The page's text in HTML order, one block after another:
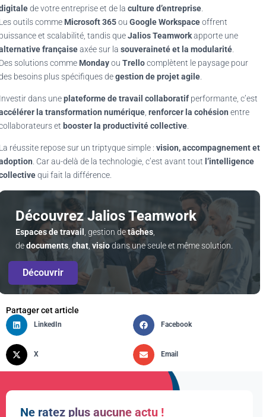
de votre entreprise et de la culture d’entreprise
outils comme Microsoft 365ou Google Workspaceoffrent
et scalabilité, tandis queJalios Teamworkapporte une
françaiseaxée sur la souveraineté et la modularité
solutions comme Mondayou Trellocomplètent le paysage pour
besoins plus spécifiques degestion de projet agile
dans uneplateforme de travail collaboratif performante, c’est
la transformation numérique renforcer la cohésion entre
et booster la productivité collective
réussite repose sur un triptyque simple : vision, accompagnement et
. Car au-delà de la technologie, c’est avant tout l’intelligence
qui fait la différence.
Découvrez Jalios Teamwork
Espaces de travail , gestion detâches
dedocuments chat, visiodans une seule et même solution.
Découvrir
Partager cet article
LinkedIn Facebook
X Email
Ne ratez plus aucune actu !